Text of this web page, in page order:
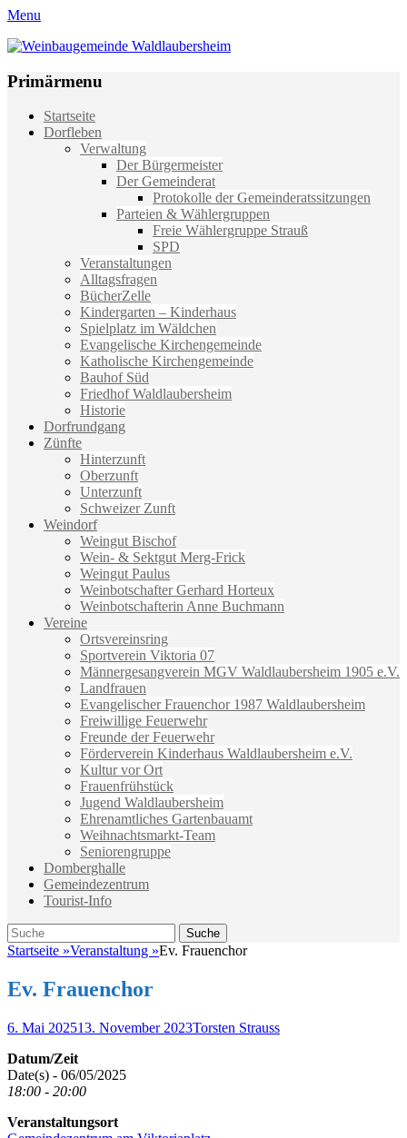
Menu
Weinbaugemeinde Waldlaubersheim
Primärmenu
Weiter
zum
Startseite
Dorfleben
Verwaltung
Der Bürgermeister
Der Gemeinderat
Protokolle der Gemeinderatssitzungen
Parteien & Wählergruppen
Freie Wählergruppe Strauß
SPD
Veranstaltungen
Alltagsfragen
BücherZelle
Kindergarten – Kinderhaus
Spielplatz im Wäldchen
Evangelische Kirchengemeinde
Katholische Kirchengemeinde
Bauhof Süd
Friedhof Waldlaubersheim
Historie
Dorfrundgang
Zünfte
Hinterzunft
Oberzunft
Unterzunft
Schweizer Zunft
Weindorf
Weingut Bischof
Wein- & Sektgut Merg-Frick
Weingut Paulus
Weinbotschafter Gerhard Horteux
Weinbotschafterin Anne Buchmann
Vereine
Ortsvereinsring
Sportverein Viktoria 07
Männergesangverein MGV Waldlaubersheim 1905 e.V.
Landfrauen
Evangelischer Frauenchor 1987 Waldlaubersheim
Freiwillige Feuerwehr
Freunde der Feuerwehr
Förderverein Kinderhaus Waldlaubersheim e.V.
Kultur vor Ort
Frauenfrühstück
Jugend Waldlaubersheim
Ehrenamtliches Gartenbauamt
Weihnachtsmarkt-Team
Seniorengruppe
Domberghalle
Gemeindezentrum
Tourist-Info
Suche
Suche
nach:
Startseite »Veranstaltung »Ev. Frauenchor
Ev. Frauenchor
Veröffentlicht
6. Mai 202513. November 2023Autor
Torsten Strauss
Datum/Zeit
Date(s) - 06/05/2025
18:00 - 20:00
Veranstaltungsort